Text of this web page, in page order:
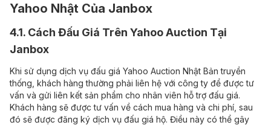
Yahoo Nhật Của Janbox
4.1. Cách Đấu Giá Trên Yahoo Auction Tại
Janbox
Khi sử dụng dịch vụ đấu giá Yahoo Auction Nhật Bản truyền
thống, khách hàng thường phải liên hệ với công ty để được tư
vấn và gửi liên kết sản phẩm cho nhân viên hỗ trợ đấu giá.
Khách hàng sẽ được tư vấn về cách mua hàng và chi phí, sau
đó sẽ được đăng ký dịch vụ đấu giá hộ. Điều này có thể gây